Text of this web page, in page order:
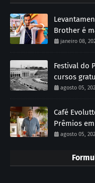
Brother é
janeiro 08,
Festival do
cursos
agosto 05,
Café
Prêmios
agosto 05,